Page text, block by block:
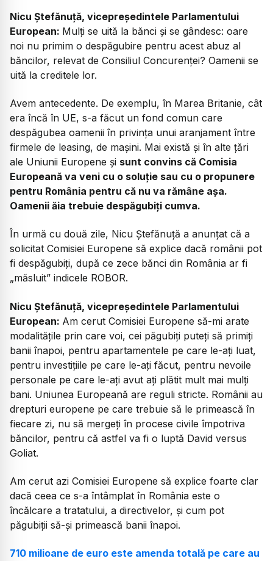
Nicu Ștefănuță, vicepreședintele Parlamentului
European: Mulți se uită la bănci și se gândesc: oare
noi nu primim o despăgubire pentru acest abuz al
băncilor, relevat de Consiliul Concurenței? Oamenii se
uită la creditele lor.
Avem antecedente. De exemplu, în Marea Britanie, cât
era încă în UE, s-a făcut un fond comun care
despăgubea oamenii în privința unui aranjament între
firmele de leasing, de mașini. Mai există și în alte țări
ale Uniunii Europene și sunt convins că Comisia
Europeană va veni cu o soluție sau cu o propunere
pentru România pentru că nu va rămâne așa.
Oamenii ăia trebuie despăgubiți cumva.
În urmă cu două zile, Nicu Ștefănuță a anunțat că a
solicitat Comisiei Europene să explice dacă românii pot
fi despăgubiți, după ce zece bănci din România ar fi
„măsluit” indicele ROBOR.
Nicu Ștefănuță, vicepreședintele Parlamentului
European: Am cerut Comisiei Europene să-mi arate
modalitățile prin care voi, cei păgubiți puteți să primiți
banii înapoi, pentru apartamentele pe care le-ați luat,
pentru investițiile pe care le-ați făcut, pentru nevoile
personale pe care le-ați avut ați plătit mult mai mulți
bani. Uniunea Europeană are reguli stricte. Românii au
drepturi europene pe care trebuie să le primească în
fiecare zi, nu să mergeți în procese civile împotriva
băncilor, pentru că astfel va fi o luptă David versus
Goliat.
Am cerut azi Comisiei Europene să explice foarte clar
dacă ceea ce s-a întâmplat în România este o
încălcare a tratatului, a directivelor, și cum pot
păgubiții să-și primească banii înapoi.
710 milioane de euro este amenda totală pe care au